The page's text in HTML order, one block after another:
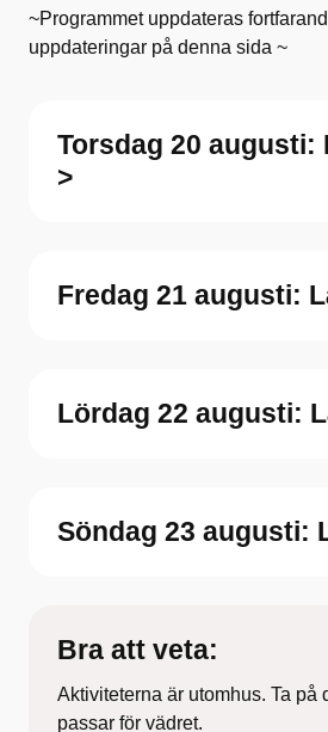
~Programmet uppdateras
uppdateringar på denna sida ~
Torsdag 20 augusti:
>
Fredag 21 augusti:
Lördag 22 augusti:
Söndag 23 augusti:
Bra att veta:
Aktiviteterna är utomhus. Ta på
passar för vädret.